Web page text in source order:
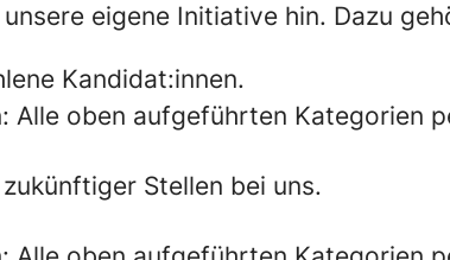
eigene Initiative hin. Dazu
Kandidat:innen.
oben aufgeführten Kategorien
Stellen bei uns.